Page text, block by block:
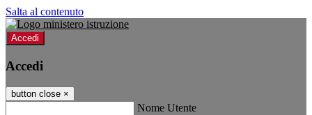
Salta al contenuto
Accedi
Accedi
button close ×
Nome Utente